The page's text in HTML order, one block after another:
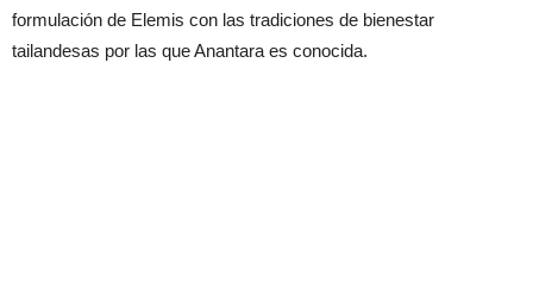
formulación de Elemis con las tradiciones de bienestar
tailandesas por las que Anantara es conocida.